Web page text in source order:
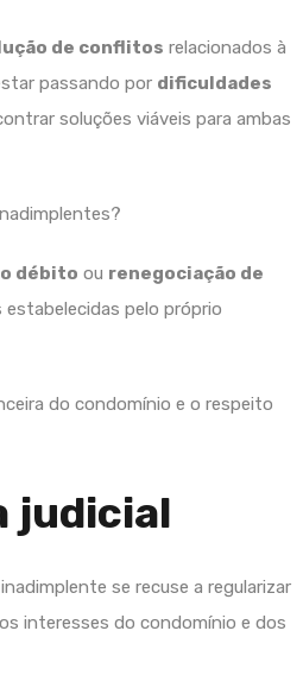
de conflitos relacionados à
passando por dificuldades
soluções viáveis para ambas
débito ou renegociação de
pelo próprio
do condomínio e o respeito
judicial
se recuse a regularizar
interesses do condomínio e dos